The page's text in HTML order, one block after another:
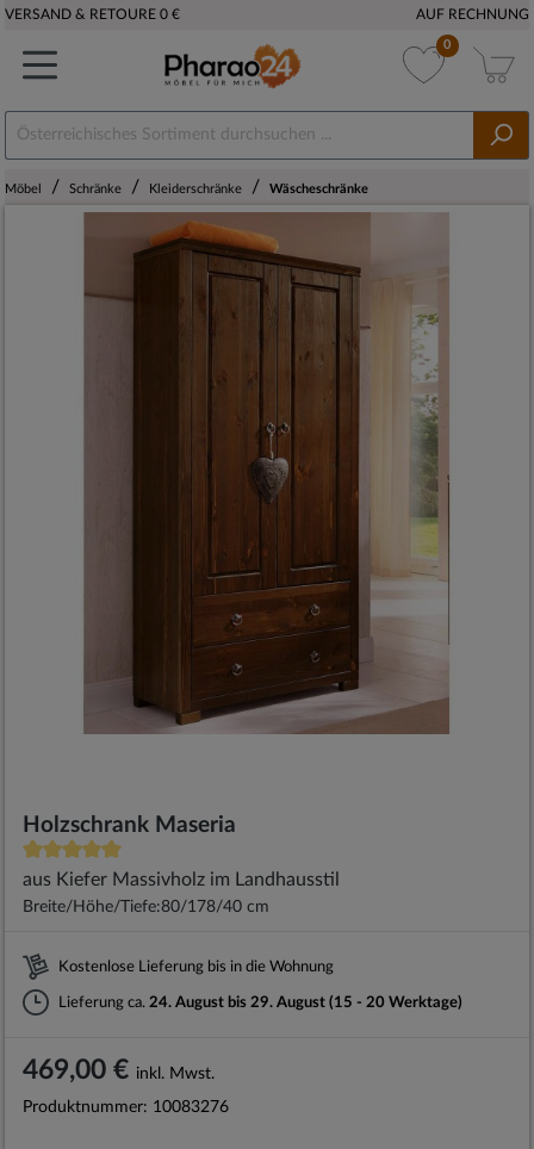
VERSAND & RETOURE 0 € AUF RECHNUNG
0
Möbel / Schränke / Kleiderschränke / Wäscheschränke
Holzschrank Maseria
aus Kiefer Massivholz im Landhausstil
Breite/Höhe/Tiefe:80/178/40 cm
Kostenlose Lieferung bis in die Wohnung
Lieferung ca.24. August bis 29. August (15 - 20 Werktage)
469,00 € inkl. Mwst.
Produktnummer: 10083276